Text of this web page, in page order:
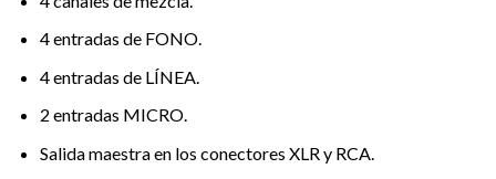
4 entradas de FONO.
4 entradas de LÍNEA.
2 entradas MICRO.
Salida maestra en los conectores XLR y RCA.